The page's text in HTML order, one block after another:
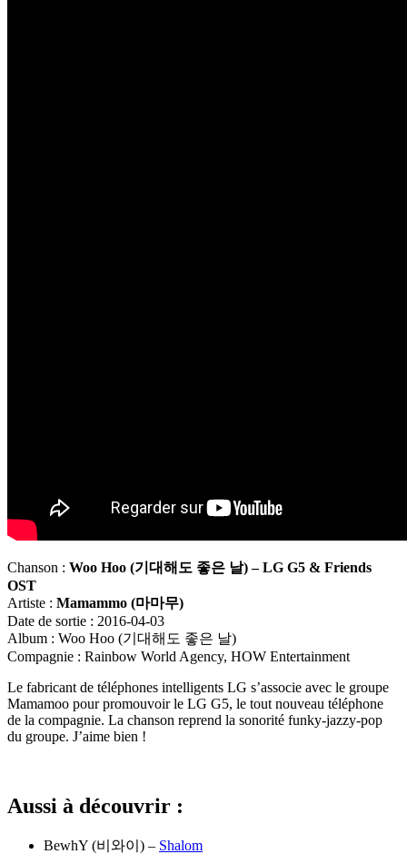
Chanson : Woo Hoo (기대해도 좋은 날) – LG G5 & Friends
OST
Artiste : Mamammo (마마무)
Date de sortie : 2016-04-03
Album : Woo Hoo (기대해도 좋은 날)
Compagnie : Rainbow World Agency, HOW Entertainment
Le fabricant de téléphones intelligents LG s’associe avec le groupe
Mamamoo pour promouvoir le LG G5, le tout nouveau téléphone
de la compagnie. La chanson reprend la sonorité funky-jazzy-pop
du groupe. J’aime bien !
Aussi à découvrir :
BewhY (비와이) – Shalom